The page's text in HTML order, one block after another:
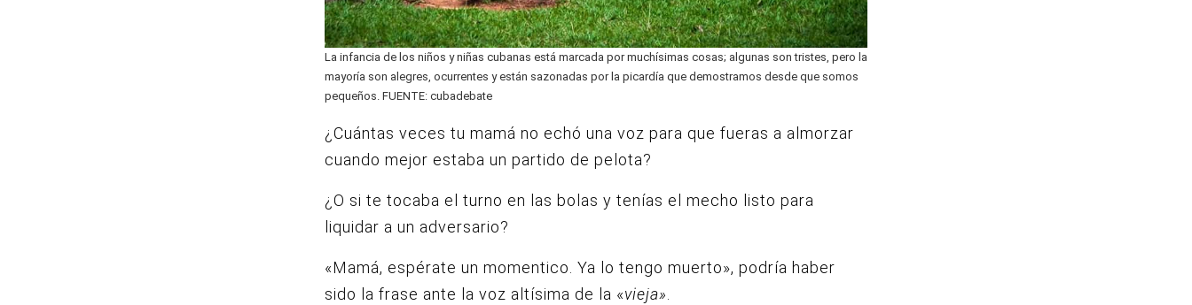
La infancia de los niños y niñas cubanas está marcada por muchísimas cosas; algunas son tristes, pero la
mayoría son alegres, ocurrentes y están sazonadas por la picardía que demostramos desde que somos
pequeños. FUENTE: cubadebate
¿Cuántas veces tu mamá no echó una voz para que fueras a almorzar
cuando mejor estaba un partido de pelota?
¿O si te tocaba el turno en las bolas y tenías el mecho listo para
liquidar a un adversario?
«Mamá, espérate un momentico. Ya lo tengo muerto», podría haber
sido la frase ante la voz altísima de la «vieja».